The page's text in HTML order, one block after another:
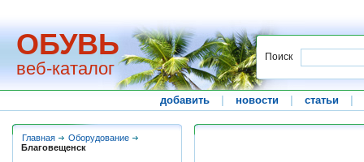
ОБУВЬ
веб-каталог
Поиск
добавить новости статьи
Главная
Оборудование
Благовещенск